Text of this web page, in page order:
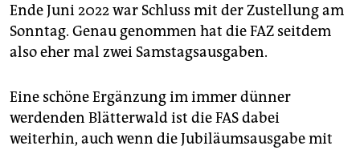
Ende Juni 2022 war Schluss mit der Zustellung am
Sonntag. Genau genommen hat die FAZ seitdem
also eher mal zwei Samstagsausgaben.
Eine schöne Ergänzung im immer dünner
werdenden Blätterwald ist die FAS dabei
weiterhin, auch wenn die Jubiläumsausgabe mit